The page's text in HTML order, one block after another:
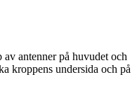
antenner på huvudet och
kroppens undersida och på